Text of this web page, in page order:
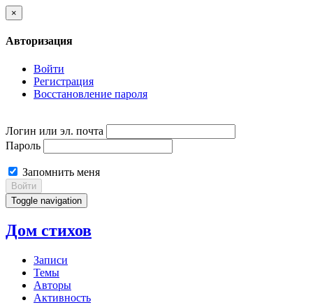
×
Авторизация
Войти
Регистрация
Восстановление пароля
Логин или эл. почта
Пароль
Запомнить меня
Войти
Toggle navigation
Дом стихов
Записи
Темы
Авторы
Активность